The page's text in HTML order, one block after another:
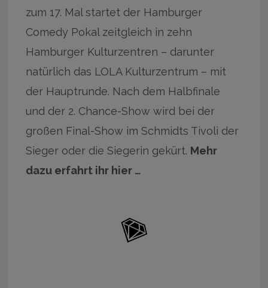
zum 17. Mal startet der Hamburger
Comedy Pokal zeitgleich in zehn
Hamburger Kulturzentren – darunter
natürlich das LOLA Kulturzentrum – mit
der Hauptrunde. Nach dem Halbfinale
und der 2. Chance-Show wird bei der
großen Final-Show im Schmidts Tivoli der
Sieger oder die Siegerin gekürt. Mehr
dazu erfahrt ihr hier …